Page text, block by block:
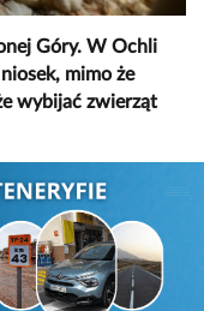
Góry. W Ochli
mimo że
wybijać zwierząt